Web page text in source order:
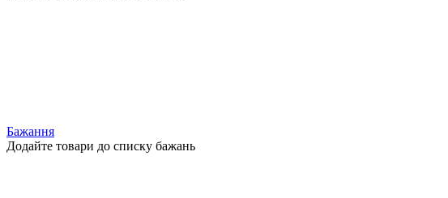
Бажання
Додайте товари до списку бажань